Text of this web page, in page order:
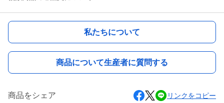
私たちについて
商品について生産者に質問する
商品をシェア リンクをコピー